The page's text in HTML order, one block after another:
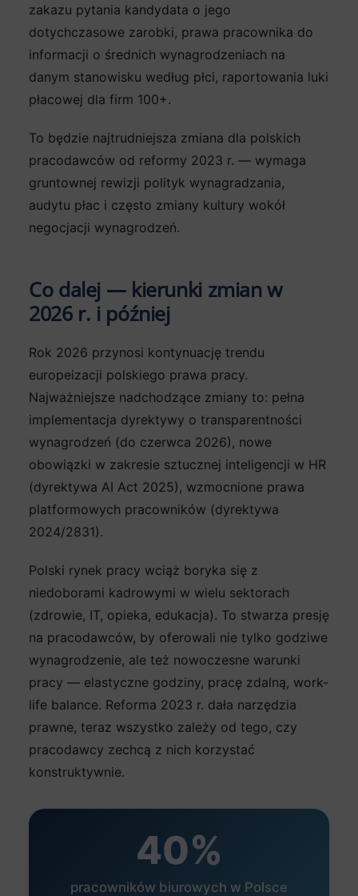
zakazu pytania kandydata o jego
dotychczasowe zarobki, prawa pracownika do
informacji o średnich wynagrodzeniach na
danym stanowisku według płci, raportowania luki
płacowej dla firm 100+.
To będzie najtrudniejsza zmiana dla polskich
pracodawców od reformy 2023 r. — wymaga
gruntownej rewizji polityk wynagradzania,
audytu płac i często zmiany kultury wokół
negocjacji wynagrodzeń.
Co dalej — kierunki zmian w
2026 r. i później
Rok 2026 przynosi kontynuację trendu
europeizacji polskiego prawa pracy.
Najważniejsze nadchodzące zmiany to: pełna
implementacja dyrektywy o transparentności
wynagrodzeń (do czerwca 2026), nowe
obowiązki w zakresie sztucznej inteligencji w HR
(dyrektywa AI Act 2025), wzmocnione prawa
platformowych pracowników (dyrektywa
2024/2831).
Polski rynek pracy wciąż boryka się z
niedoborami kadrowymi w wielu sektorach
(zdrowie, IT, opieka, edukacja). To stwarza presję
na pracodawców, by oferowali nie tylko godziwe
wynagrodzenie, ale też nowoczesne warunki
pracy — elastyczne godziny, pracę zdalną, work-
life balance. Reforma 2023 r. dała narzędzia
prawne, teraz wszystko zależy od tego, czy
pracodawcy zechcą z nich korzystać
konstruktywnie.
40%
pracowników biurowych w Polsce